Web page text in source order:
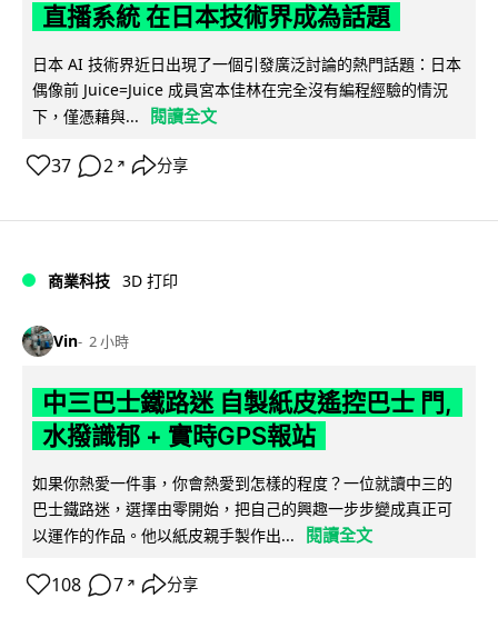
直播系統 在日本技術界成為話題
日本 AI 技術界近日出現了一個引發廣泛討論的熱門話題：日本
偶像前 Juice=Juice 成員宮本佳林在完全沒有編程經驗的情況
下，僅憑藉與...
閱讀全文
37 2 ↗ 分享
商業科技 3D 打印
Vin 2 小時
中三巴士鐵路迷 自製紙皮遙控巴士 門,
水撥識郁 + 實時GPS報站
如果你熱愛一件事，你會熱愛到怎樣的程度？一位就讀中三的
巴士鐵路迷，選擇由零開始，把自己的興趣一步步變成真正可
以運作的作品。他以紙皮親手製作出...
閱讀全文
108 7 ↗ 分享